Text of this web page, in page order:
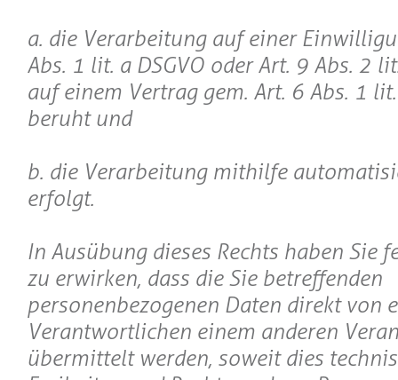
a. die Verarbeitung auf einer
Abs. 1 lit. a DSGVO oder Art. 9 Abs. 2
auf einem Vertrag gem. Art. 6 Abs. 1 lit.
beruht und
b. die Verarbeitung mithilfe
erfolgt.
In Ausübung dieses Rechts haben Sie
zu erwirken, dass die Sie betreffenden
personenbezogenen Daten direkt von
Verantwortlichen einem anderen
übermittelt werden, soweit dies